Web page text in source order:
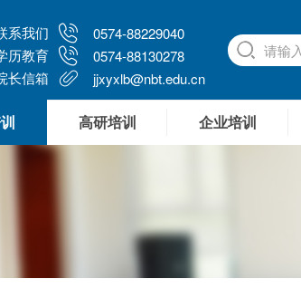
系我们
0574-88229040
历教育
0574-88130278
长信箱
jjxyxlb@nbt.edu.cn
高研培训 企业培训